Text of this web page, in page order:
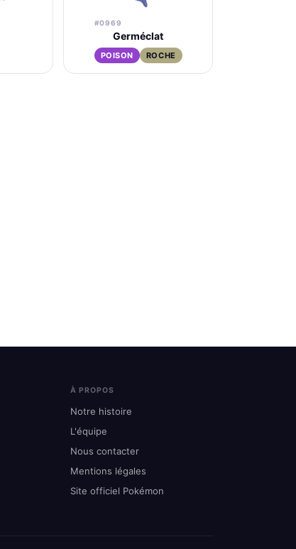
#0969
Germéclat
POISON ROCHE
À PROPOS
Notre histoire
L'équipe
Nous contacter
Mentions légales
Site officiel Pokémon